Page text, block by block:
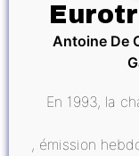
Antoine De
En 1993, la
, émission